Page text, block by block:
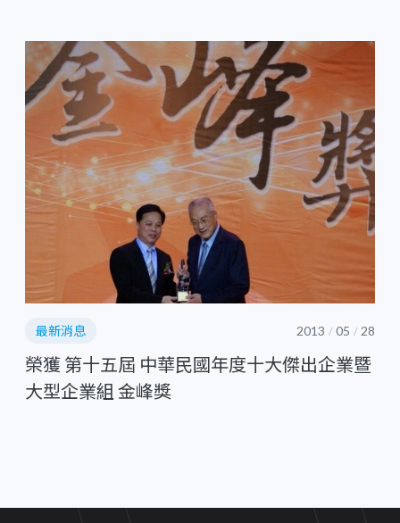
最新消息 2013 / 05 / 28
榮獲 第十五屆 中華民國年度十大傑出企業暨
大型企業組 金峰獎